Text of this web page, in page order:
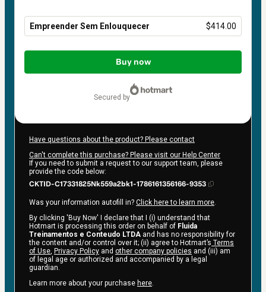
Empreender Sem Enlouquecer $414.00
Total
$414.00
Buy now
secured by
Have questions about the product? Please contact
Can't complete this purchase? Please visit our Help Center
If you need to submit a request to our support team, please
provide the code below:
CKTID-C17331825Nk559a2bk1-1786161356166-9353
Was your information autofill in? Click here to learn more.
By clicking 'Buy Now' I declare that I (i) understand that
Hotmart is processing this order on behalf of Fluida
Treinamentos e Conteudo LTDA and has no responsibility for
the content and/or control over it; (ii) agree to Hotmart’s Terms
of Use, Privacy Policy and other company policies and (iii) am
of legal age or authorized and accompanied by a legal
guardian.
Learn more about your purchase here.